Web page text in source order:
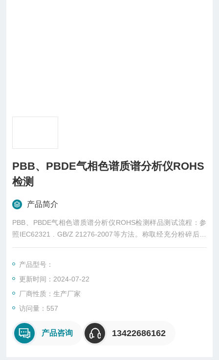
PBB、PBDE气相色谱质谱分析仪ROHS
检测
产品简介
PBB、PBDE气相色谱质谱分析仪ROHS检测样品测试流程：参
照IEC62321 . GB/Z 21276-2007等方法。称取经充分粉碎后的
样品2g,索式萃取6小时以 上，转移并浓缩近干，硅胶柱净化，旋
产品型号：
更新时间：2024-07-22
厂商性质：生产厂家
访问量：557
产品咨询 13422686162